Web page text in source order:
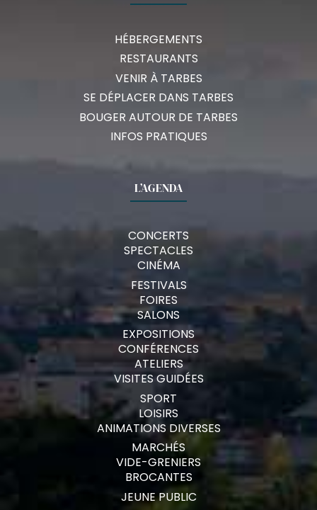
HÉBERGEMENTS
RESTAURANTS
VENIR À TARBES
SE DÉPLACER DANS TARBES
BOUGER AUTOUR DE TARBES
INFOS PRATIQUES
L’AGENDA
CONCERTS
SPECTACLES
CINÉMA
FESTIVALS
FOIRES
SALONS
EXPOSITIONS
CONFÉRENCES
ATELIERS
VISITES GUIDÉES
SPORT
LOISIRS
ANIMATIONS DIVERSES
MARCHÉS
VIDE-GRENIERS
BROCANTES
JEUNE PUBLIC